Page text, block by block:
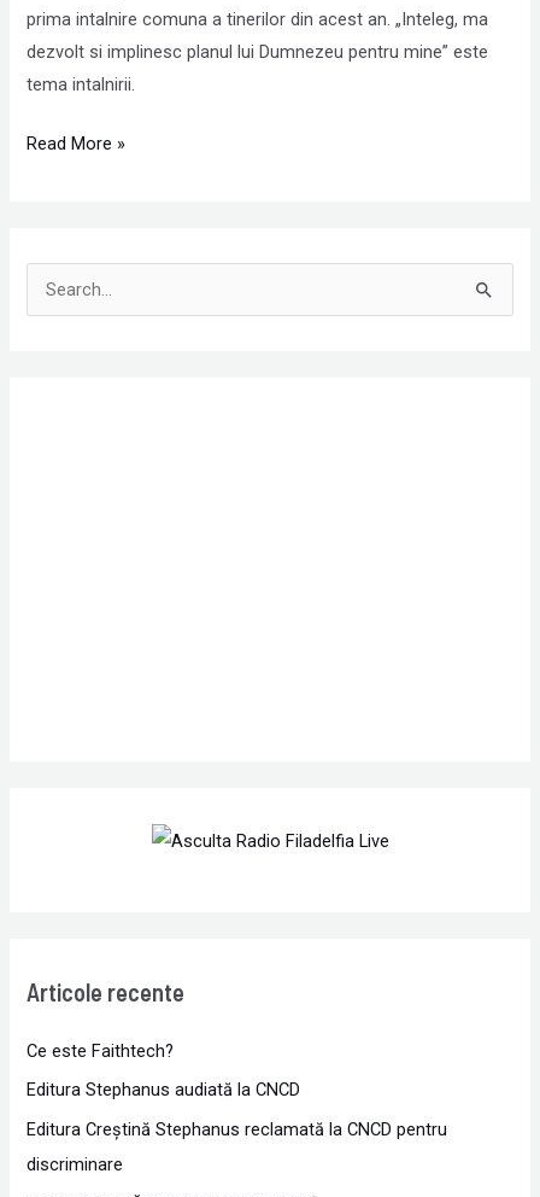
prima intalnire comuna a tinerilor din acest an. „Inteleg, ma
dezvolt si implinesc planul lui Dumnezeu pentru mine” este
tema intalnirii.
la
Raul
Vietii
Read More »
Articole recente
Ce este Faithtech?
Editura Stephanus audiată la CNCD
Editura Creștină Stephanus reclamată la CNCD pentru
discriminare